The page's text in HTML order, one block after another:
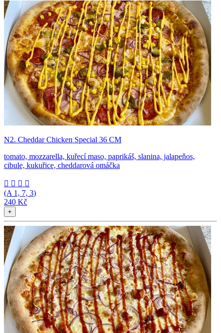
N2. Cheddar Chicken Special 36 CM
tomato, mozzarella, kuřecí maso, paprikáš, slanina, jalapeňos,
cibule, kukuřice, cheddarová omáčka
   
(A 1, 7, 3)
240 Kč
+